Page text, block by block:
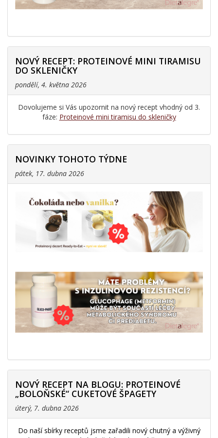
NOVÝ RECEPT: PROTEINOVÉ MINI TIRAMISU
DO SKLENIČKY
pondělí, 4. května 2026
Dovolujeme si Vás upozornit na nový recept vhodný od 3.
fáze: Proteinové mini tiramisu do skleničky
NOVINKY TOHOTO TÝDNE
pátek, 17. dubna 2026
NOVÝ RECEPT NA BLOGU: PROTEINOVÉ
„BOLOŇSKÉ“ CUKETOVÉ ŠPAGETY
úterý, 7. dubna 2026
Do naší sbírky receptů jsme zařadili nový chutný a výživný